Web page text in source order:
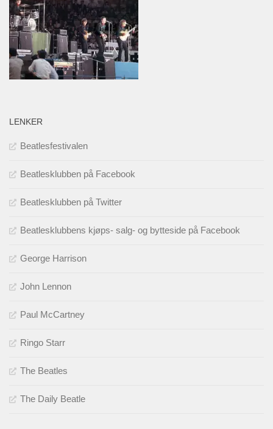
LENKER
Beatlesfestivalen
Beatlesklubben på Facebook
Beatlesklubben på Twitter
Beatlesklubbens kjøps- salg- og bytteside på Facebook
George Harrison
John Lennon
Paul McCartney
Ringo Starr
The Beatles
The Daily Beatle